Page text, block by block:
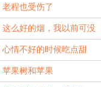
老程也受伤了
这么好的烟，我以前可没
心情不好的时候吃点甜
苹果树和苹果